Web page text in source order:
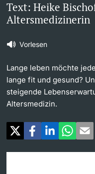
weitere Informationen
Universität in den
Veranstaltungskalender
Social Media
UNI NOVA
Service für Medien
Weiterbildung
Universität
Vorlesen
Text: Heike
Altersmedizinerin
Lange leben möchte
lange fit und gesund?
steigende
Altersmedizin.